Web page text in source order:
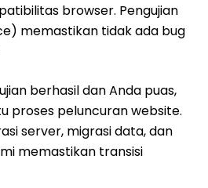
browser. Pengujian
memastikan tidak ada bug
berhasil dan Anda puas,
proses peluncuran website.
server, migrasi data, dan
memastikan transisi